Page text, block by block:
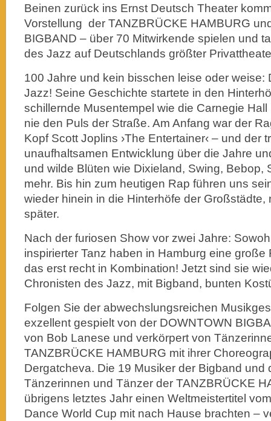
Beinen zurück ins Ernst Deutsch Theater
Vorstellung der TANZBRÜCKE HAMBURG
BIGBAND – über 70 Mitwirkende spielen und
des Jazz auf Deutschlands größter
100 Jahre und kein bisschen leise oder weise:
Jazz! Seine Geschichte startete in den
schillernde Musentempel wie die Carnegie
nie den Puls der Straße. Am Anfang war der
Kopf Scott Joplins ›The Entertainer‹ – und der
unaufhaltsamen Entwicklung über die Jahre
und wilde Blüten wie Dixieland, Swing, Bebop,
mehr. Bis hin zum heutigen Rap führen uns
wieder hinein in die Hinterhöfe der Großstädte,
später.
Nach der furiosen Show vor zwei Jahre:
inspirierter Tanz haben in Hamburg eine
das erst recht in Kombination! Jetzt sind sie
Chronisten des Jazz, mit Bigband, bunten
Folgen Sie der abwechslungsreichen
exzellent gespielt von der DOWNTOWN
von Bob Lanese und verkörpert von
TANZBRÜCKE HAMBURG mit ihrer
Dergatcheva. Die 19 Musiker der Bigband und
Tänzerinnen und Tänzer der TANZBRÜCKE
übrigens letztes Jahr einen Weltmeistertitel
Dance World Cup mit nach Hause brachten –